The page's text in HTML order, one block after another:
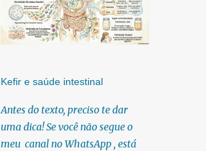
Kefir e saúde intestinal
Antes do texto, preciso te dar
uma dica! Se você não segue o
meu canal no WhatsApp , está